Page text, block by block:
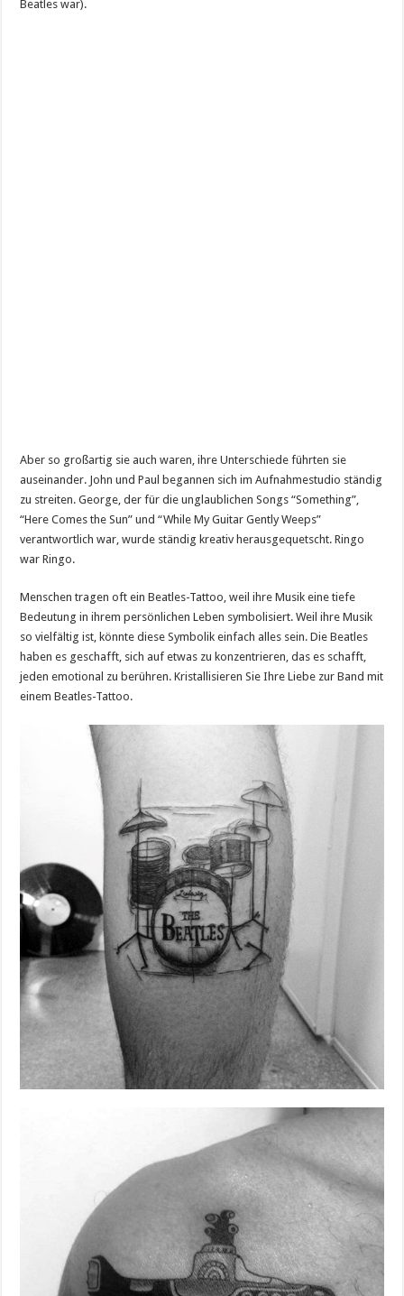
Beatles war).
Aber so großartig sie auch waren, ihre Unterschiede führten sie
auseinander. John und Paul begannen sich im Aufnahmestudio ständig
zu streiten. George, der für die unglaublichen Songs “Something”,
“Here Comes the Sun” und “While My Guitar Gently Weeps”
verantwortlich war, wurde ständig kreativ herausgequetscht. Ringo
war Ringo.
Menschen tragen oft ein Beatles-Tattoo, weil ihre Musik eine tiefe
Bedeutung in ihrem persönlichen Leben symbolisiert. Weil ihre Musik
so vielfältig ist, könnte diese Symbolik einfach alles sein. Die Beatles
haben es geschafft, sich auf etwas zu konzentrieren, das es schafft,
jeden emotional zu berühren. Kristallisieren Sie Ihre Liebe zur Band mit
einem Beatles-Tattoo.